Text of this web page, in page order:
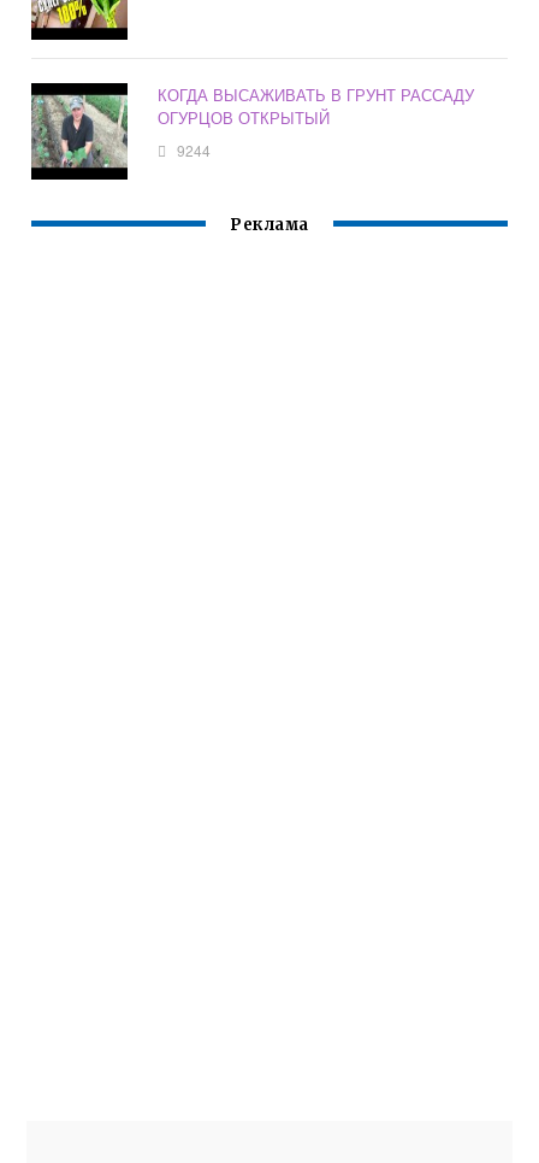
КОГДА ВЫСАЖИВАТЬ В ГРУНТ РАССАДУ
ОГУРЦОВ ОТКРЫТЫЙ
9244
Реклама